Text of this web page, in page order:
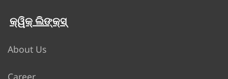
କ୍ୱିକ୍ ଲିଙ୍କ୍ସ୍
About Us